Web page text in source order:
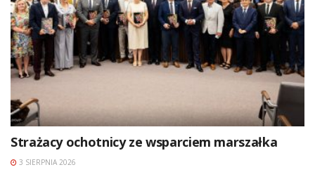
Strażacy ochotnicy ze wsparciem marszałka
3 SIERPNIA 2026